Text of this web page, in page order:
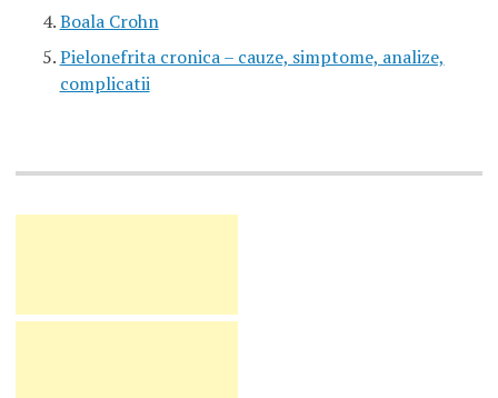
Boala Crohn
Pielonefrita cronica – cauze, simptome, analize,
complicatii